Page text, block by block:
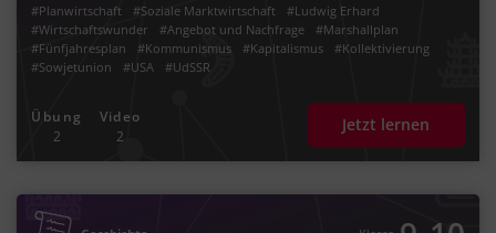
#Planwirtschaft #Soziale Marktwirtschaft
#Ludwig Erhard
#Wirtschaftswunder
#Angebot und Nachfrage
#Marshallplan
#Fünfjahresplan
#Kommunismus #Kapitalismus
#Kollektivierung
#Sowjetunion
#USA
#UdSSR
#Grundlagenvertrag #1945
#1948
#1949
#Fünfjahrplan
#Gemeinbesitz
#Enteignung
#Volkseigene Betriebe #LPG
Übung
2
Video
2
Jetzt lernen